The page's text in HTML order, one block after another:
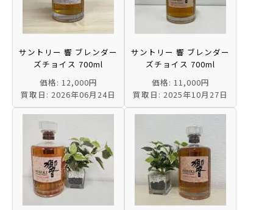
サントリー 響 ブレンダー
ズチョイス 700ml
価格: 12,000円
買取日: 2026年06月24日
サントリー 響 ブレンダー
ズチョイス 700ml
価格: 11,000円
買取日: 2025年10月27日